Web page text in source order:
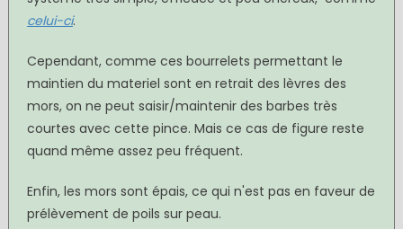
celui-ci.
Cependant, comme ces bourrelets permettant le
maintien du materiel sont en retrait des lèvres des
mors, on ne peut saisir/maintenir des barbes très
courtes avec cette pince. Mais ce cas de figure reste
quand même assez peu fréquent.
Enfin, les mors sont épais, ce qui n'est pas en faveur de
prélèvement de poils sur peau.